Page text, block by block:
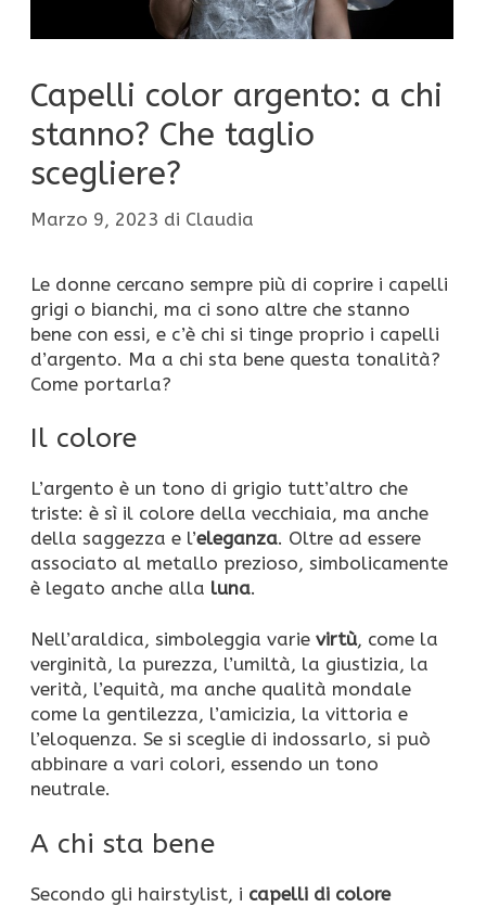
Capelli color argento: a chi
stanno? Che taglio
scegliere?
Marzo 9, 2023 di Claudia
Le donne cercano sempre più di coprire i capelli
grigi o bianchi, ma ci sono altre che stanno
bene con essi, e c’è chi si tinge proprio i capelli
d’argento. Ma a chi sta bene questa tonalità?
Come portarla?
Il colore
L’argento è un tono di grigio tutt’altro che
triste: è sì il colore della vecchiaia, ma anche
della saggezza e l’eleganza. Oltre ad essere
associato al metallo prezioso, simbolicamente
è legato anche alla luna.
Nell’araldica, simboleggia varie virtù, come la
verginità, la purezza, l’umiltà, la giustizia, la
verità, l’equità, ma anche qualità mondale
come la gentilezza, l’amicizia, la vittoria e
l’eloquenza. Se si sceglie di indossarlo, si può
abbinare a vari colori, essendo un tono
neutrale.
A chi sta bene
Secondo gli hairstylist, i capelli di colore